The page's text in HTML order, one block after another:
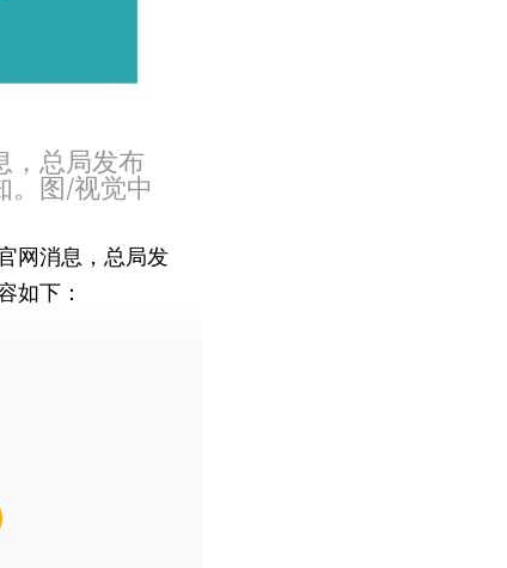
，总局发布
。图/视觉中
网消息，总局发
如下：